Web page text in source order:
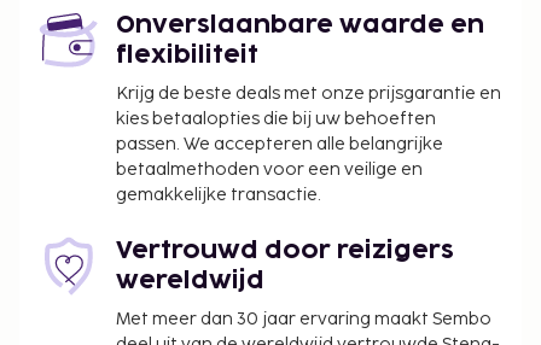
De aanbevolen luchthaven voor Delujo Stays – Burj
Crown Collection is Dubai (DXB-Dubai Intl.).
Enkele van de voorzieningen zijn een
businesscentrum, een stomerij/wasserijservice en
een 24-uurs receptie. Duik in één van de 2
buitenzwembaden of geniet van andere recreatieve
voorzieningen zoals fitnessfaciliteiten. Andere
picknickplaats, barbecues en badmeesters op
locatie.
De volgende kosten dienen bij de accommodatie te
Onverslaanbare waarde en
flexibiliteit
Krijg de beste deals met onze prijsgarantie en
kies betaalopties die bij uw behoeften
passen. We accepteren alle belangrijke
betaalmethoden voor een veilige en
gemakkelijke transactie.
Vertrouwd door reizigers
wereldwijd
Met meer dan 30 jaar ervaring maakt Sembo